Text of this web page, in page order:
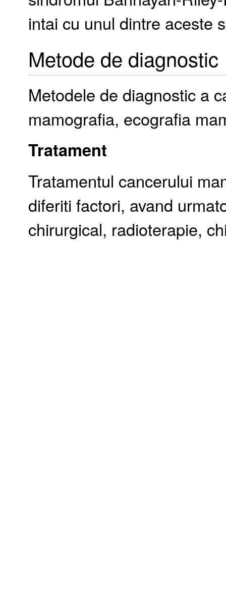
intai cu unul dintre aceste
Metode de diagnostic
Metodele de diagnostic a
mamografia, ecografia
Tratament
Tratamentul cancerului
diferiti factori, avand
chirurgical, radioterapie,